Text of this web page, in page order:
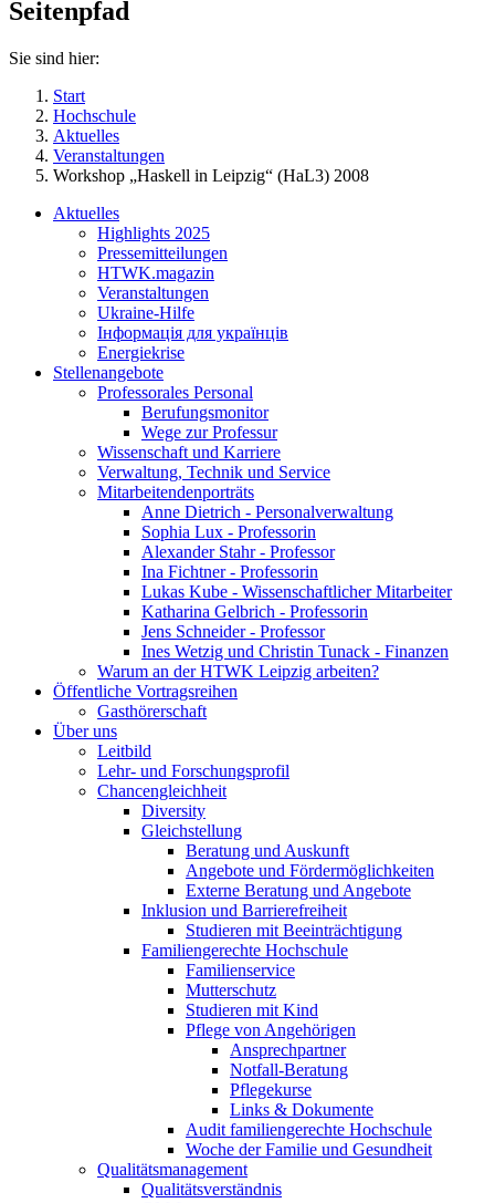
Seitenpfad
Sie sind hier:
Start
Hochschule
Aktuelles
Veranstaltungen
Workshop „Haskell in Leipzig“ (HaL3) 2008
Aktuelles
Highlights 2025
Pressemitteilungen
HTWK.magazin
Veranstaltungen
Ukraine-Hilfe
Інформація для українців
Energiekrise
Stellenangebote
Professorales Personal
Berufungsmonitor
Wege zur Professur
Wissenschaft und Karriere
Verwaltung, Technik und Service
Mitarbeitendenporträts
Anne Dietrich - Personalverwaltung
Sophia Lux - Professorin
Alexander Stahr - Professor
Ina Fichtner - Professorin
Lukas Kube - Wissenschaftlicher Mitarbeiter
Katharina Gelbrich - Professorin
Jens Schneider - Professor
Ines Wetzig und Christin Tunack - Finanzen
Warum an der HTWK Leipzig arbeiten?
Öffentliche Vortragsreihen
Gasthörerschaft
Über uns
Leitbild
Lehr- und Forschungsprofil
Chancengleichheit
Diversity
Gleichstellung
Beratung und Auskunft
Angebote und Fördermöglichkeiten
Externe Beratung und Angebote
Inklusion und Barrierefreiheit
Studieren mit Beeinträchtigung
Familiengerechte Hochschule
Familienservice
Mutterschutz
Studieren mit Kind
Pflege von Angehörigen
Ansprechpartner
Notfall-Beratung
Pflegekurse
Links & Dokumente
Audit familiengerechte Hochschule
Woche der Familie und Gesundheit
Qualitätsmanagement
Qualitätsverständnis